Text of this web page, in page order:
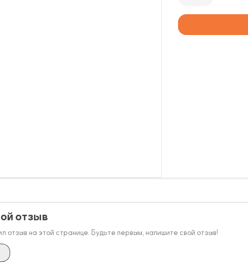
отзыв
отзыв на этой странице. Будьте первым, напишите свой отзыв!